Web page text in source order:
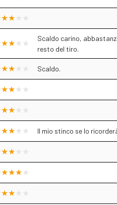
Scaldo carino,
resto del tiro.
Scaldo.
Il mio stinco se lo